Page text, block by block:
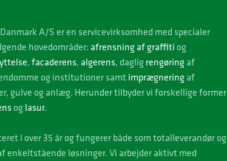
A/S er en servicevirksomhed med specialer
hovedområder: afrensning af graffiti og
, facaderens, algerens, daglig rengøring af
og institutioner samtimprægnering af
gulve og anlæg. Herunder tilbyder vi forskellige former
og lasur.
i over 35 år og fungerer både som totalleverandør og
enkeltstående løsninger. Vi arbejder aktivt med